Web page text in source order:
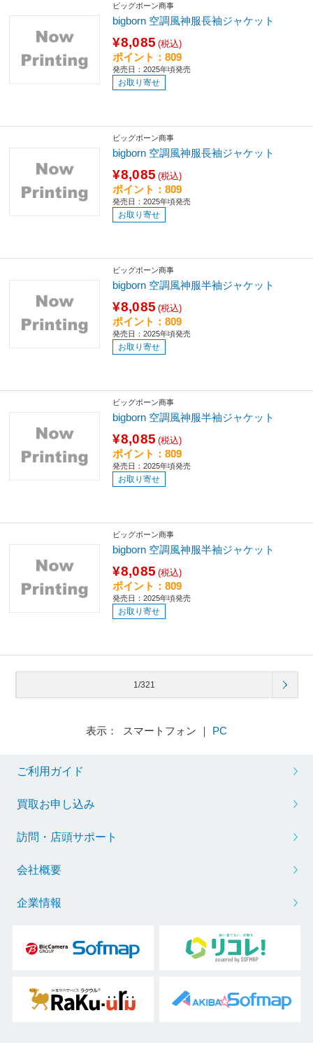
ビッグボーン商事
bigborn 空調風神服長袖ジャケット
¥8,085 (税込)
ポイント：809
発売日：2025年頃発売
お取り寄せ
ビッグボーン商事
bigborn 空調風神服長袖ジャケット
¥8,085 (税込)
ポイント：809
発売日：2025年頃発売
お取り寄せ
ビッグボーン商事
bigborn 空調風神服半袖ジャケット
¥8,085 (税込)
ポイント：809
発売日：2025年頃発売
お取り寄せ
ビッグボーン商事
bigborn 空調風神服半袖ジャケット
¥8,085 (税込)
ポイント：809
発売日：2025年頃発売
お取り寄せ
ビッグボーン商事
bigborn 空調風神服半袖ジャケット
¥8,085 (税込)
ポイント：809
発売日：2025年頃発売
お取り寄せ
1/321
表示： スマートフォン ｜ PC
ご利用ガイド
買取お申し込み
訪問・店頭サポート
会社概要
企業情報